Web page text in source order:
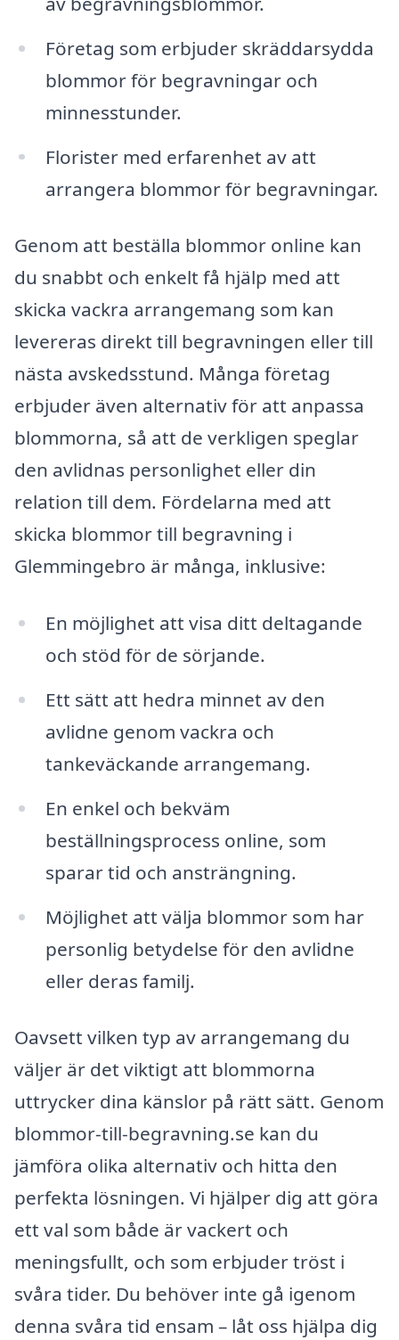
Företag som erbjuder skräddarsydda
blommor för begravningar och
minnesstunder.
Florister med erfarenhet av att
arrangera blommor för begravningar.
Genom att beställa blommor online kan
du snabbt och enkelt få hjälp med att
skicka vackra arrangemang som kan
levereras direkt till begravningen eller till
nästa avskedsstund. Många företag
erbjuder även alternativ för att anpassa
blommorna, så att de verkligen speglar
den avlidnas personlighet eller din
relation till dem. Fördelarna med att
skicka blommor till begravning i
Glemmingebro är många, inklusive:
En möjlighet att visa ditt deltagande
och stöd för de sörjande.
Ett sätt att hedra minnet av den
avlidne genom vackra och
tankeväckande arrangemang.
En enkel och bekväm
beställningsprocess online, som
sparar tid och ansträngning.
Möjlighet att välja blommor som har
personlig betydelse för den avlidne
eller deras familj.
Oavsett vilken typ av arrangemang du
väljer är det viktigt att blommorna
uttrycker dina känslor på rätt sätt. Genom
blommor-till-begravning.se kan du
jämföra olika alternativ och hitta den
perfekta lösningen. Vi hjälper dig att göra
ett val som både är vackert och
meningsfullt, och som erbjuder tröst i
svåra tider. Du behöver inte gå igenom
denna svåra tid ensam – låt oss hjälpa dig